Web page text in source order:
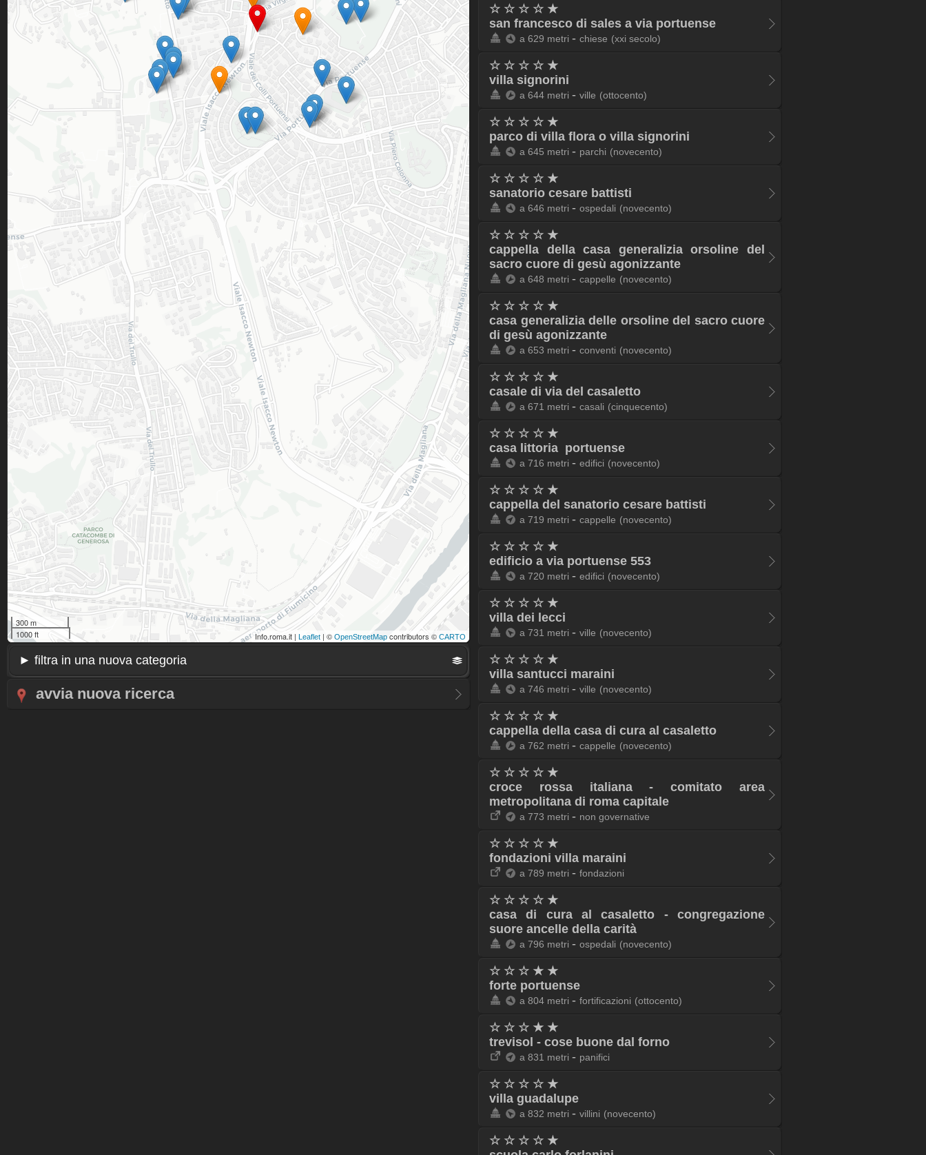
300 m
1000 ft
Info.roma.it | Leaflet | © OpenStreetMap contributors © CARTO
avvia nuova ricerca
☆ ☆ ☆ ☆ ★
san francesco di sales a via portuense
a 629 metri - chiese (xxi secolo)
☆ ☆ ☆ ☆ ★
villa signorini
a 644 metri - ville (ottocento)
☆ ☆ ☆ ☆ ★
parco di villa flora o villa signorini
a 645 metri - parchi (novecento)
☆ ☆ ☆ ☆ ★
sanatorio cesare battisti
a 646 metri - ospedali (novecento)
☆ ☆ ☆ ☆ ★
cappella della casa generalizia orsoline del
sacro cuore di gesù agonizzante
a 648 metri - cappelle (novecento)
☆ ☆ ☆ ☆ ★
casa generalizia delle orsoline del sacro cuore
di gesù agonizzante
a 653 metri - conventi (novecento)
☆ ☆ ☆ ☆ ★
casale di via del casaletto
a 671 metri - casali (cinquecento)
☆ ☆ ☆ ☆ ★
casa littoria portuense
a 716 metri - edifici (novecento)
☆ ☆ ☆ ☆ ★
cappella del sanatorio cesare battisti
a 719 metri - cappelle (novecento)
☆ ☆ ☆ ☆ ★
edificio a via portuense 553
a 720 metri - edifici (novecento)
☆ ☆ ☆ ☆ ★
villa dei lecci
a 731 metri - ville (novecento)
☆ ☆ ☆ ☆ ★
villa santucci maraini
a 746 metri - ville (novecento)
☆ ☆ ☆ ☆ ★
cappella della casa di cura al casaletto
a 762 metri - cappelle (novecento)
☆ ☆ ☆ ☆ ★
croce rossa italiana - comitato area
metropolitana di roma capitale
a 773 metri - non governative
☆ ☆ ☆ ☆ ★
fondazioni villa maraini
a 789 metri - fondazioni
☆ ☆ ☆ ☆ ★
casa di cura al casaletto - congregazione
suore ancelle della carità
a 796 metri - ospedali (novecento)
☆ ☆ ☆ ★ ★
forte portuense
a 804 metri - fortificazioni (ottocento)
☆ ☆ ☆ ★ ★
trevisol - cose buone dal forno
a 831 metri - panifici
☆ ☆ ☆ ☆ ★
villa guadalupe
a 832 metri - villini (novecento)
☆ ☆ ☆ ☆ ★